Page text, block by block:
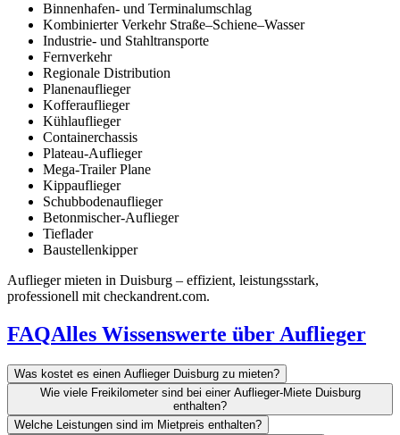
Binnenhafen- und Terminalumschlag
Kombinierter Verkehr Straße–Schiene–Wasser
Industrie- und Stahltransporte
Fernverkehr
Regionale Distribution
Planenauflieger
Kofferauflieger
Kühlauflieger
Containerchassis
Plateau-Auflieger
Mega-Trailer Plane
Kippauflieger
Schubbodenauflieger
Betonmischer-Auflieger
Tieflader
Baustellenkipper
Auflieger mieten in Duisburg – effizient, leistungsstark,
professionell mit checkandrent.com.
FAQAlles Wissenswerte über Auflieger
Was kostet es einen Auflieger Duisburg zu mieten?
Wie viele Freikilometer sind bei einer Auflieger-Miete Duisburg
enthalten?
Welche Leistungen sind im Mietpreis enthalten?